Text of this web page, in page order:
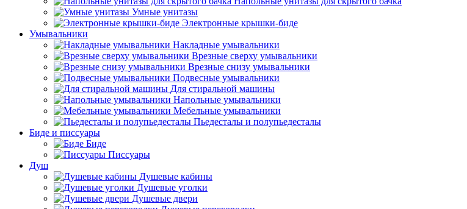
Умные унитазы
Электронные крышки-биде
Умывальники
Накладные умывальники
Врезные сверху умывальники
Врезные снизу умывальники
Подвесные умывальники
Для стиральной машины
Напольные умывальники
Мебельные умывальники
Пьедесталы и полупьедесталы
Биде и писсуары
Биде
Писсуары
Душ
Душевые кабины
Душевые уголки
Душевые двери